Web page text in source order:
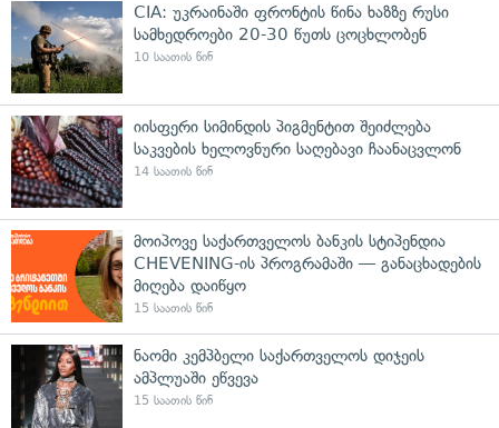
CIA: უკრაინაში ფრონტის წინა ხაზზე რუსი
სამხედროები 20-30 წუთს ცოცხლობენ
10 საათის წინ
იისფერი სიმინდის პიგმენტით შეიძლება
საკვების ხელოვნური საღებავი ჩაანაცვლონ
14 საათის წინ
მოიპოვე საქართველოს ბანკის სტიპენდია
CHEVENING-ის პროგრამაში — განაცხადების
მიღება დაიწყო
15 საათის წინ
ნაომი კემპბელი საქართველოს დიჯეის
ამპლუაში ეწვევა
15 საათის წინ